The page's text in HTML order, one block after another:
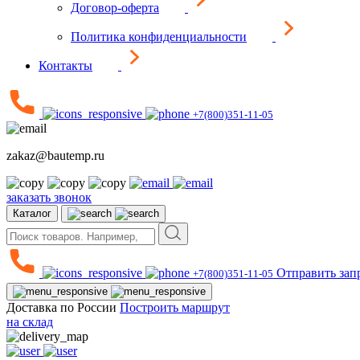
Договор-оферта
Политика конфиденциальности
Контакты
+7(800)351-11-05
zakaz@bautemp.ru
заказать звонок
Каталог
+7(800)351-11-05 Отправить
Доставка по России Построить маршрут
на склад